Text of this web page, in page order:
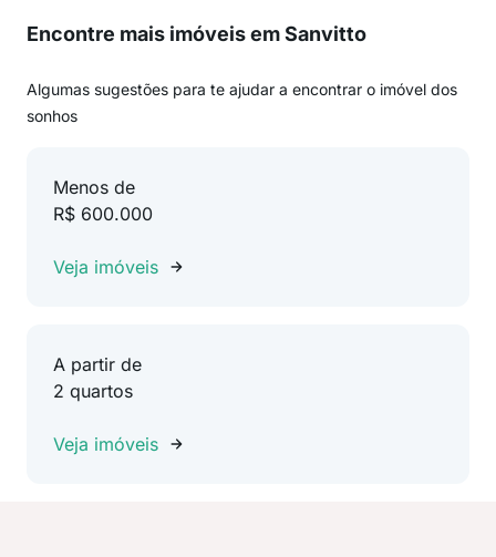
Encontre mais imóveis em Sanvitto
Algumas sugestões para te ajudar a encontrar o imóvel dos
sonhos
Menos de
R$ 600.000
Veja imóveis
A partir de
2 quartos
Veja imóveis